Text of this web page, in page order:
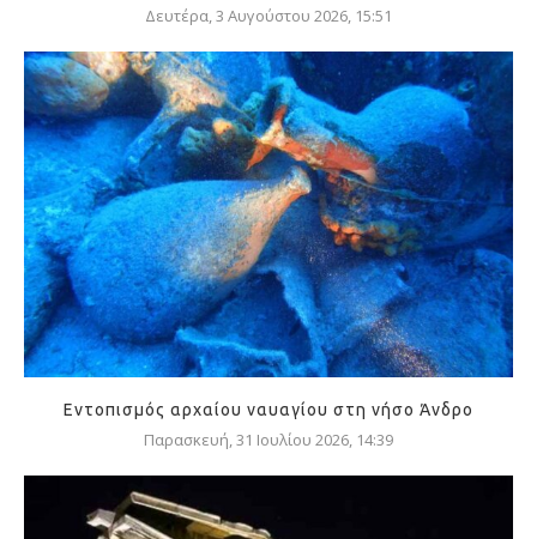
Δευτέρα, 3 Αυγούστου 2026, 15:51
Εντοπισμός αρχαίου ναυαγίου στη νήσο Άνδρο
Παρασκευή, 31 Ιουλίου 2026, 14:39